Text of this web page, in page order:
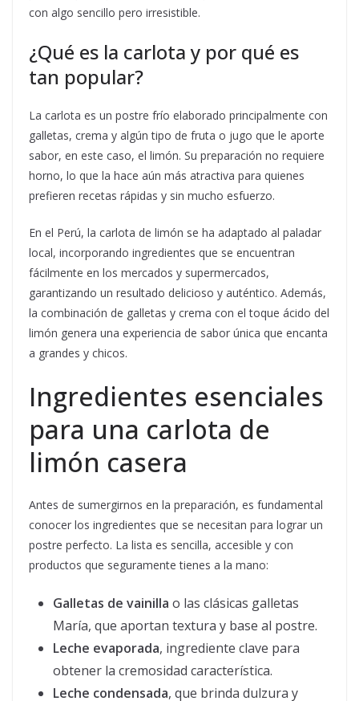
con algo sencillo pero irresistible.
¿Qué es la carlota y por qué es
tan popular?
La carlota es un postre frío elaborado principalmente con
galletas, crema y algún tipo de fruta o jugo que le aporte
sabor, en este caso, el limón. Su preparación no requiere
horno, lo que la hace aún más atractiva para quienes
prefieren recetas rápidas y sin mucho esfuerzo.
En el Perú, la carlota de limón se ha adaptado al paladar
local, incorporando ingredientes que se encuentran
fácilmente en los mercados y supermercados,
garantizando un resultado delicioso y auténtico. Además,
la combinación de galletas y crema con el toque ácido del
limón genera una experiencia de sabor única que encanta
a grandes y chicos.
Ingredientes esenciales
para una carlota de
limón casera
Antes de sumergirnos en la preparación, es fundamental
conocer los ingredientes que se necesitan para lograr un
postre perfecto. La lista es sencilla, accesible y con
productos que seguramente tienes a la mano:
Galletas de vainilla o las clásicas galletas
María, que aportan textura y base al postre.
Leche evaporada, ingrediente clave para
obtener la cremosidad característica.
Leche condensada, que brinda dulzura y